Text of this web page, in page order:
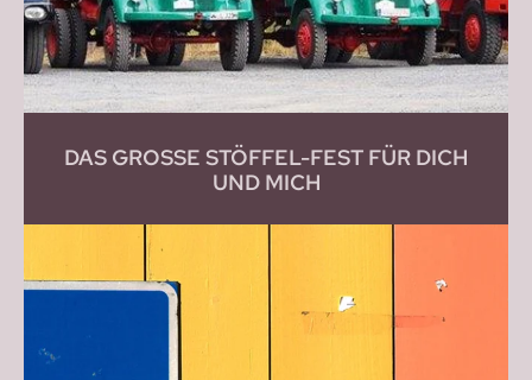
DAS GROSSE STÖFFEL-FEST FÜR DICH U
ND MICH